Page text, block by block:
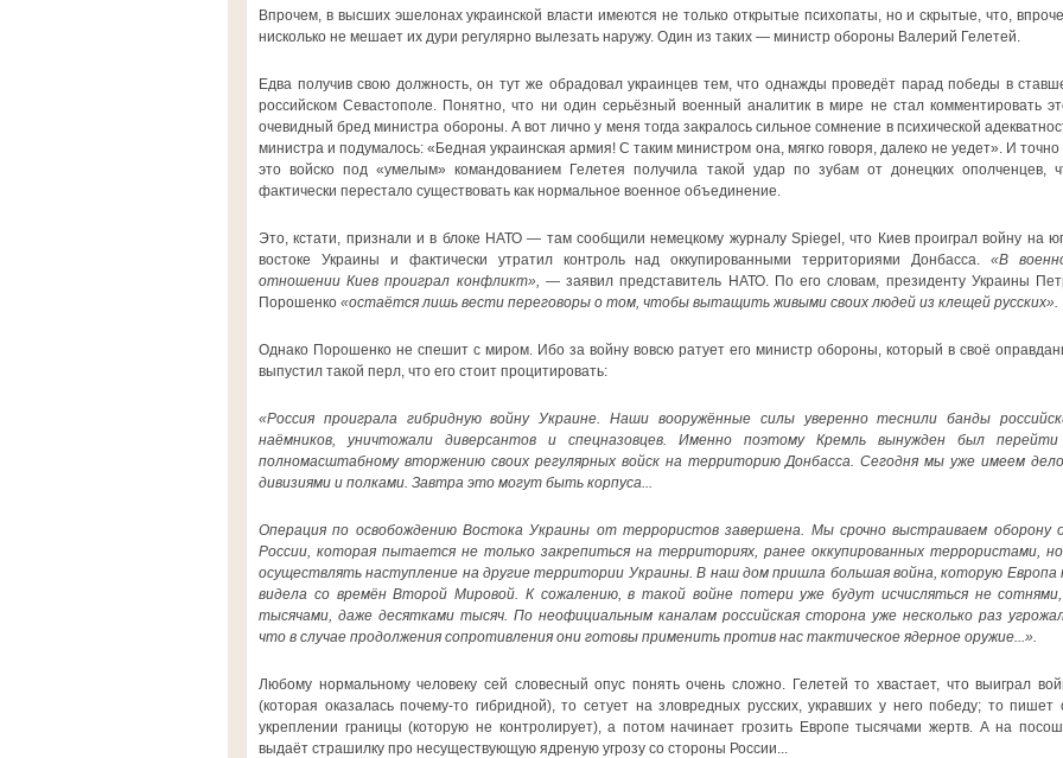
Впрочем, в высших эшелонах украинской власти имеются не только открытые психопаты, но и скрытые, что,
нисколько не мешает их дури регулярно вылезать наружу. Один из таких — министр обороны Валерий Гелетей.
Едва получив свою должность, он тут же обрадовал украинцев тем, что однажды проведёт парад победы в
российском Севастополе. Понятно, что ни один серьёзный военный аналитик в мире не стал комментировать
очевидный бред министра обороны. А вот лично у меня тогда закралось сильное сомнение в психической
министра и подумалось: «Бедная украинская армия! С таким министром она, мягко говоря, далеко не уедет». И
это войско под «умелым» командованием Гелетея получила такой удар по зубам от донецких ополченцев,
фактически перестало существовать как нормальное военное объединение.
Это, кстати, признали и в блоке НАТО — там сообщили немецкому журналу Spiegel, что Киев проиграл войну на
востоке Украины и фактически утратил контроль над оккупированными территориями Донбасса. «В
отношении Киев проиграл конфликт», — заявил представитель НАТО. По его словам, президенту Украины
Порошенко «остаётся лишь вести переговоры о том, чтобы вытащить живыми своих людей из клещей русских».
Однако Порошенко не спешит с миром. Ибо за войну вовсю ратует его министр обороны, который в своё
выпустил такой перл, что его стоит процитировать:
«Россия проиграла гибридную войну Украине. Наши вооружённые силы уверенно теснили банды
наёмников, уничтожали диверсантов и спецназовцев. Именно поэтому Кремль вынужден был
полномасштабному вторжению своих регулярных войск на территорию Донбасса. Сегодня мы уже имеем
дивизиями и полками. Завтра это могут быть корпуса...
Операция по освобождению Востока Украины от террористов завершена. Мы срочно выстраиваем оборону
России, которая пытается не только закрепиться на территориях, ранее оккупированных террористами,
осуществлять наступление на другие территории Украины. В наш дом пришла большая война, которую Европа
видела со времён Второй Мировой. К сожалению, в такой войне потери уже будут исчисляться не
тысячами, даже десятками тысяч. По неофициальным каналам российская сторона уже несколько раз
что в случае продолжения сопротивления они готовы применить против нас тактическое ядерное оружие...».
Любому нормальному человеку сей словесный опус понять очень сложно. Гелетей то хвастает, что выиграл
(которая оказалась почему-то гибридной), то сетует на зловредных русских, укравших у него победу; то пишет
укреплении границы (которую не контролирует), а потом начинает грозить Европе тысячами жертв. А на
выдаёт страшилку про несуществующую ядреную угрозу со стороны России...